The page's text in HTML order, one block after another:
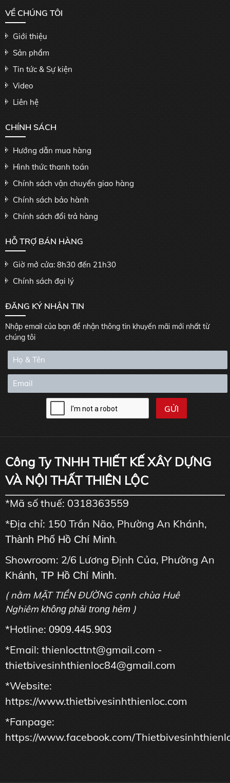
VỀ CHÚNG TÔI
Giới thiệu
Sản phẩm
Tin tức & Sự kiện
Video
Liên hệ
CHÍNH SÁCH
Hướng dẫn mua hàng
Hình thức thanh toán
Chính sách vận chuyển giao hàng
Chính sách bảo hành
Chính sách đổi trả hàng
HỖ TRỢ BÁN HÀNG
Giờ mở cửa: 8h30 đến 21h30
Chính sách đại lý
ĐĂNG KÝ NHẬN TIN
Nhập email của bạn để nhận thông tin khuyến mãi mới nhất từ
chúng tôi
Công Ty TNHH THIẾT KẾ XÂY DỰNG
VÀ NỘI THẤT THIÊN LỘC
*Mã số thuế: 0318363559
*Địa chỉ: 150 Trần Não, Phường An Khánh,
Thành Phố Hồ Chí Minh.
Showroom: 2/6 Lương Định Của, Phường An
Khánh, TP Hồ Chí Minh.
( nằm MẶT TIỀN ĐƯỜNG cạnh chùa Huê
Nghiêm không phải trong hẻm )
*Hotline: 0909.445.903
*Email: thienlocttnt@gmail.com -
thietbivesinhthienloc84@gmail.com
*Website:
https://www.thietbivesinhthienloc.com
*Fanpage:
https://www.facebook.com/